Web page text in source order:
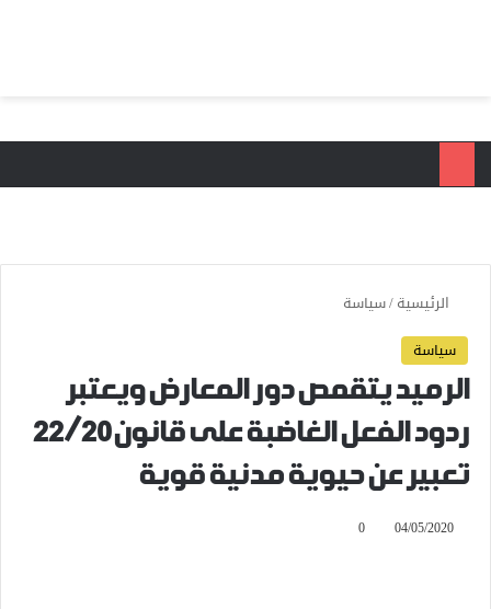
الرئيسية/سياسة
سياسة
الرميد يتقمص دور المعارض ويعتبر
ردود الفعل الغاضبة على قانون22/20
تعبير عن حيوية مدنية قوية
04/05/2020
0